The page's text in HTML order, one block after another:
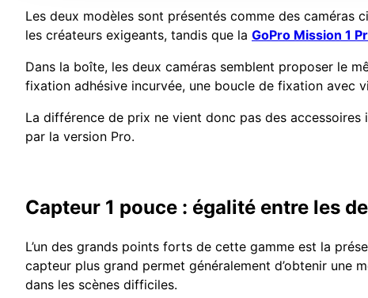
Les deux modèles sont présentés comme des caméras
les créateurs exigeants, tandis que la GoPro Mission 1
Dans la boîte, les deux caméras semblent proposer le
fixation adhésive incurvée, une boucle de fixation avec
La différence de prix ne vient donc pas des
par la version Pro.
Capteur 1 pouce : égalité entre les
L’un des grands points forts de cette gamme est la
capteur plus grand permet généralement d’obtenir une
dans les scènes difficiles.